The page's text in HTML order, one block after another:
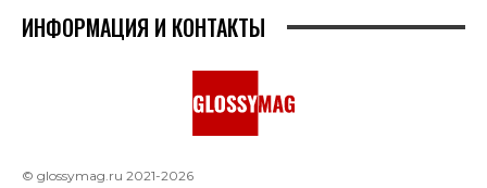
ИНФОРМАЦИЯ И КОНТАКТЫ
© glossymag.ru 2021-2026